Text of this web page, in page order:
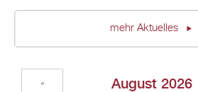
mehr Ak­tu­el­les
Au­gust 2026
«